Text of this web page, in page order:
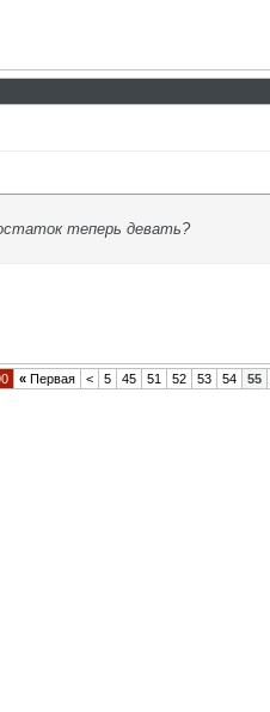
теперь девать?
« Первая < 5 45 51 52 53 54 55